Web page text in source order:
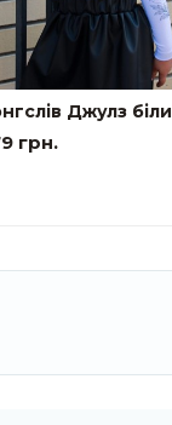
Джулз
грн.